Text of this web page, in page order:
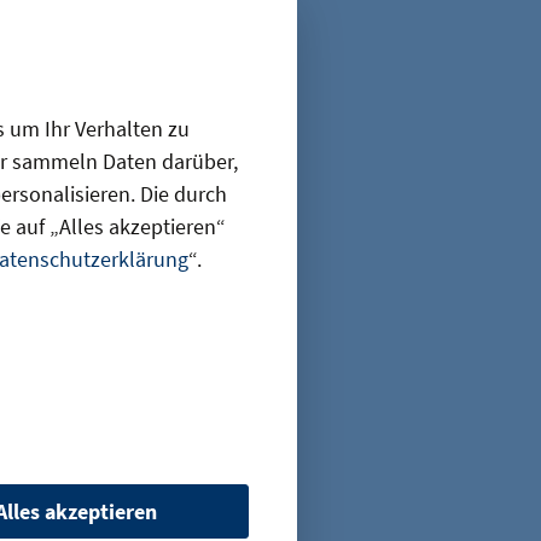
um Ihr Verhalten zu
sammeln Daten darüber,
Die durch
auf „Alles akzeptieren“
“.
akzeptieren
Teilen